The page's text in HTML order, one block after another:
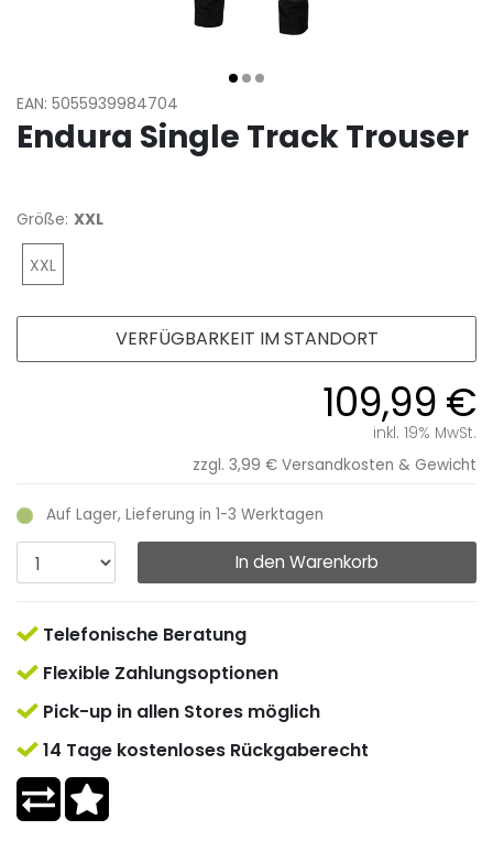
EAN: 5055939984704
Endura Single Track Trouser
Größe: XXL
XXL
109,99 €
inkl. 19% MwSt.
zzgl. 3,99 € Versandkosten & Gewicht
Auf Lager, Lieferung in 1-3 Werktagen
In den Warenkorb
VERFÜGBARKEIT IM STANDORT
Telefonische Beratung
Flexible Zahlungsoptionen
Pick-up in allen Stores möglich
14 Tage kostenloses Rückgaberecht